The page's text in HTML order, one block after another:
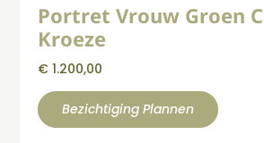
Portret Vrouw Groen
Kroeze
€ 1.200,00
Bezichtiging Plannen